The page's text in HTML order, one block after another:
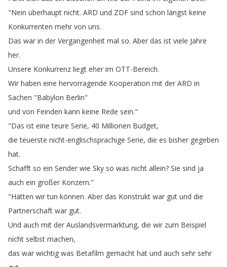
"Nein überhaupt nicht. ARD und ZDF sind schon längst keine
Konkurrenten mehr von uns.
Das war in der Vergangenheit mal so. Aber das ist viele Jahre
her.
Unsere Konkurrenz liegt eher im OTT-Bereich.
Wir haben eine hervorragende Kooperation mit der ARD in
Sachen "Babylon Berlin"
und von Feinden kann keine Rede sein."
"Das ist eine teure Serie, 40 Millionen Budget,
die teuerste nicht-englischsprachige Serie, die es bisher gegeben
hat.
Schafft so ein Sender wie Sky so was nicht allein? Sie sind ja
auch ein großer Konzern."
"Hätten wir tun können. Aber das Konstrukt war gut und die
Partnerschaft war gut.
Und auch mit der Auslandsvermarktung, die wir zum Beispiel
nicht selbst machen,
das war wichtig was Betafilm gemacht hat und auch sehr sehr